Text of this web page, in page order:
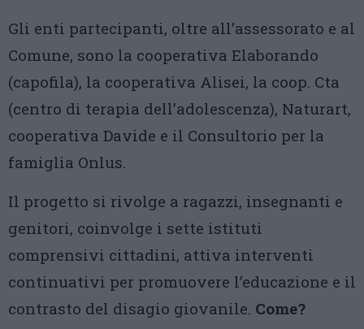
Gli enti partecipanti, oltre all’assessorato e al
Comune, sono la cooperativa Elaborando
(capofila), la cooperativa Alisei, la coop. Cta
(centro di terapia dell’adolescenza), Naturart,
cooperativa Davide e il Consultorio per la
famiglia Onlus.
Il progetto si rivolge a ragazzi, insegnanti e
genitori, coinvolge i sette istituti
comprensivi cittadini, attiva interventi
continuativi per promuovere l’educazione e il
contrasto del disagio giovanile. Come?